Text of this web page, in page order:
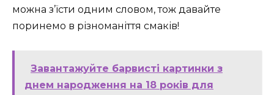
можна з’їсти одним словом, тож давайте
поринемо в різноманіття смаків!
Завантажуйте барвисті картинки з
днем народження на 18 років для